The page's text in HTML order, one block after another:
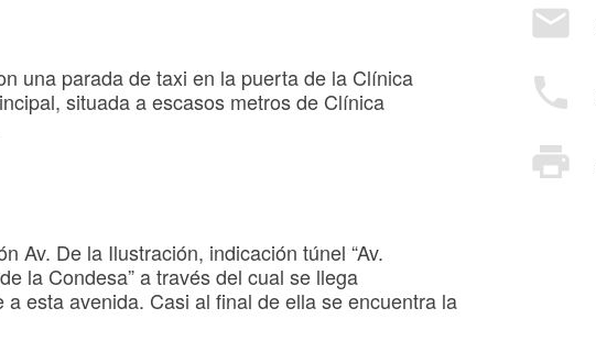
una parada de taxi en la puerta de la Clínica
situada a escasos metros de Clínica
Av. De la Ilustración, indicación túnel “Av.
la Condesa” a través del cual se llega
a esta avenida. Casi al final de ella se encuentra la
mail
phone
print